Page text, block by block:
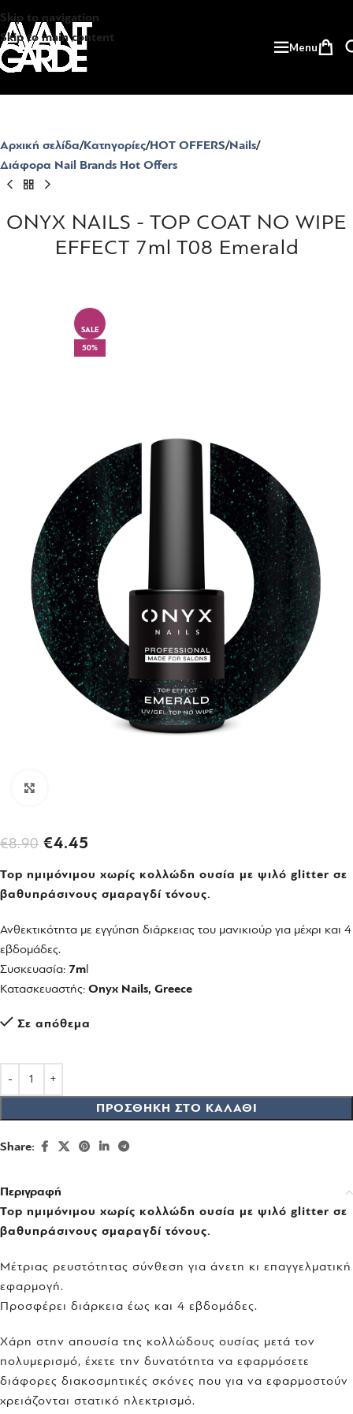
Skip to navigation
Skip to main content
Menu
Αρχική σελίδα Κατηγορίες HOT OFFERS Nails
Διάφορα Nail Brands Hot Offers
ONYX NAILS - TOP COAT NO WIPE
EFFECT 7ml T08 Emerald
SALE
50%
€8.90 €4.45
Top ημιμόνιμου χωρίς κολλώδη ουσία με ψιλό glitter σε
βαθυπράσινους σμαραγδί τόνους.
Ανθεκτικότητα με εγγύηση διάρκειας του μανικιούρ για μέχρι και 4
εβδομάδες.
Συσκευασία: 7ml
Κατασκευαστής: Onyx Nails, Greece
Σε απόθεμα
ΠΡΟΣΘΉΚΗ ΣΤΟ ΚΑΛΆΘΙ
Share:
Περιγραφή
Top ημιμόνιμου χωρίς κολλώδη ουσία με ψιλό glitter σε
βαθυπράσινους σμαραγδί τόνους.
Μέτριας ρευστότητας σύνθεση για άνετη κι επαγγελματική
εφαρμογή.
Προσφέρει διάρκεια έως και 4 εβδομάδες.
Χάρη στην απουσία της κολλώδους ουσίας μετά τον
πολυμερισμό, έχετε την δυνατότητα να εφαρμόσετε
διάφορες διακοσμητικές σκόνες που για να εφαρμοστούν
χρειάζονται στατικό ηλεκτρισμό.